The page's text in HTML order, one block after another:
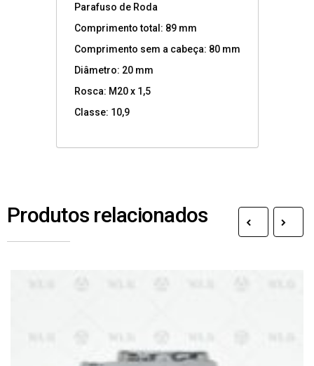
Parafuso de Roda
Comprimento total: 89 mm
Comprimento sem a cabeça: 80 mm
Diâmetro: 20 mm
Rosca: M20 x 1,5
Classe: 10,9
Produtos relacionados